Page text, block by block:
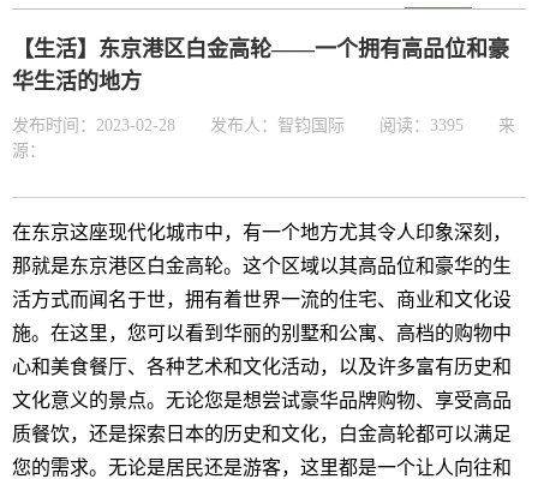
【生活】东京港区白金高轮——一个拥有高品位和豪
华生活的地方
发布时间：2023-02-28 发布人：智钧国际 阅读：3395
来
源：
在东京这座现代化城市中，有一个地方尤其令人印象深刻，
那就是东京港区白金高轮。这个区域以其高品位和豪华的生
活方式而闻名于世，拥有着世界一流的住宅、商业和文化设
施。在这里，您可以看到华丽的别墅和公寓、高档的购物中
心和美食餐厅、各种艺术和文化活动，以及许多富有历史和
文化意义的景点。无论您是想尝试豪华品牌购物、享受高品
质餐饮，还是探索日本的历史和文化，白金高轮都可以满足
您的需求。无论是居民还是游客，这里都是一个让人向往和